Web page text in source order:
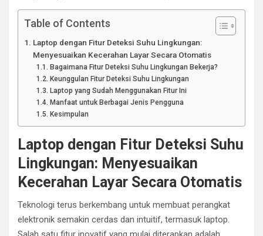
Table of Contents
Laptop dengan Fitur Deteksi Suhu Lingkungan:
Menyesuaikan Kecerahan Layar Secara Otomatis
Bagaimana Fitur Deteksi Suhu Lingkungan Bekerja?
Keunggulan Fitur Deteksi Suhu Lingkungan
Laptop yang Sudah Menggunakan Fitur Ini
Manfaat untuk Berbagai Jenis Pengguna
Kesimpulan
Laptop dengan Fitur Deteksi Suhu
Lingkungan: Menyesuaikan
Kecerahan Layar Secara Otomatis
Teknologi terus berkembang untuk membuat perangkat
elektronik semakin cerdas dan intuitif, termasuk laptop.